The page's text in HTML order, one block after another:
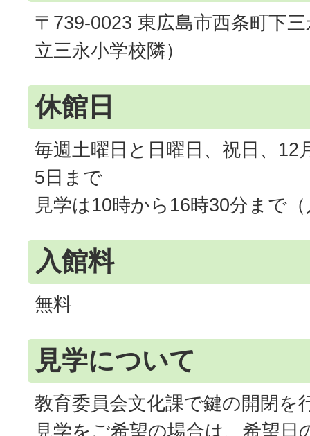
〒739-0023 東広島市西条町下
立三永小学校隣）
休館日
毎週土曜日と日曜日、祝日、12
5日まで
見学は10時から16時30分まで
入館料
無料
見学について
教育委員会文化課で鍵の開閉を
見学をご希望の場合は、希望日